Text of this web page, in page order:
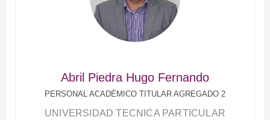
Abril Piedra Hugo Fernando
PERSONAL ACADÉMICO TITULAR AGREGADO 2
UNIVERSIDAD TECNICA PARTICULAR